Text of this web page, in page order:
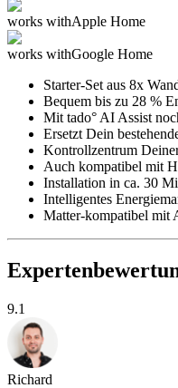
works withApple Home
works withGoogle Home
Starter-Set aus 8x
Bequem bis zu 28 %
Mit tado° AI Assist
Ersetzt Dein
Kontrollzentrum
Auch kompatibel mit
Installation in ca. 30
Intelligentes
Matter-kompatibel mit
9.1
Richard